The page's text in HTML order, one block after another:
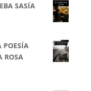
SASÍA
POESÍA
ROSA